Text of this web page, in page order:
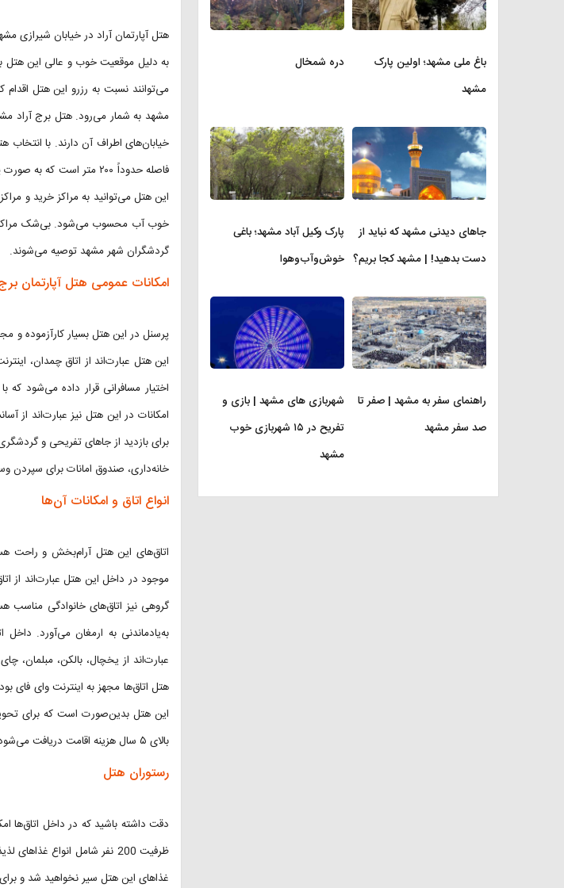
هتل آپارتمان آراد در خیابان
به دلیل موقعیت خوب و عالی این هتل
مشهد به شمار می‌رود. هتل برج آراد مشهد در ۱۲ طبقه و ۲۵۰ واحد اقامتی است که هرکدام از این
خیابان‌های اطراف آن دارند. با
فاصله حدوداً ۲۰۰ متر
این هتل می‌توانید به مراکز خرید و
خوب آب محسوب می‌شود. بی‌شک مراکز
گردشگران شهر مشهد توصیه می‌شوند.
امکانات عمومی هتل آپارتمان
پرسنل در این هتل بسیار کارآزموده و
این هتل عبارت‌اند از اتاق چمدان،
اختیار مسافرانی قرار داده می‌شود
امکانات در این هتل نیز عبارت‌اند
برای بازدید از جاهای تفریحی و
خانه‌داری، صندوق امانات برای سپردن
انواع اتاق و امکانات آن‌ها
اتاق‌های این هتل آرام‌بخش و راحت
موجود در داخل این هتل عبارت‌اند از
گروهی نیز اتاق‌های خانوادگی
به‌یادماندنی به ارمغان می‌آورد.
عبارت‌اند از یخچال، بالکن، مبلمان،
هتل اتاق‌ها مجهز به اینترنت وای فای
بالای ۵ سال هزینه اقامت دریافت می‌شود، بنابراین برای کودکان خردسال اقامت رایگان است.
رستوران هتل
دقت داشته باشید که در داخل اتاق‌ها
ظرفیت 200 نفر شامل انواع
غذاهای این هتل سیر نخواهید شد و
باغ ملی مشهد؛ اولین پارک
مشهد
دره شمخال
جاهای دیدنی مشهد که نباید از
دست بدهید! | مشهد کجا بریم؟
پارک وکیل آباد مشهد؛ باغی
خوش‌وآب‌وهوا
راهنمای سفر به مشهد | صفر تا
صد سفر مشهد
شهربازی های مشهد | بازی و
تفریح در ۱۵ شهربازی خوب
مشهد